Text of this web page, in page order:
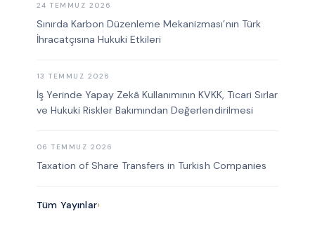
24 TEMMUZ 2026
Sınırda Karbon Düzenleme Mekanizması’nın Türk
İhracatçısına Hukuki Etkileri
13 TEMMUZ 2026
İş Yerinde Yapay Zekâ Kullanımının KVKK, Ticari Sırlar
ve Hukuki Riskler Bakımından Değerlendirilmesi
06 TEMMUZ 2026
Taxation of Share Transfers in Turkish Companies
Tüm Yayınlar›